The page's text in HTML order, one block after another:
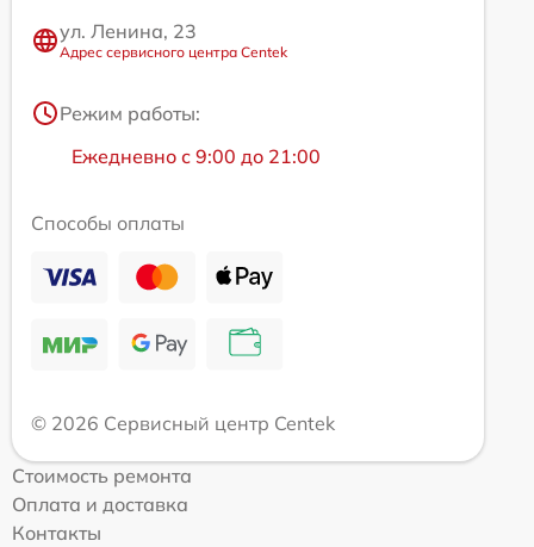
ул. Ленина, 23
Адрес сервисного центра Centek
Режим работы:
Ежедневно с 9:00 до 21:00
Способы оплаты
© 2026 Сервисный центр Centek
Стоимость ремонта
Оплата и доставка
Контакты